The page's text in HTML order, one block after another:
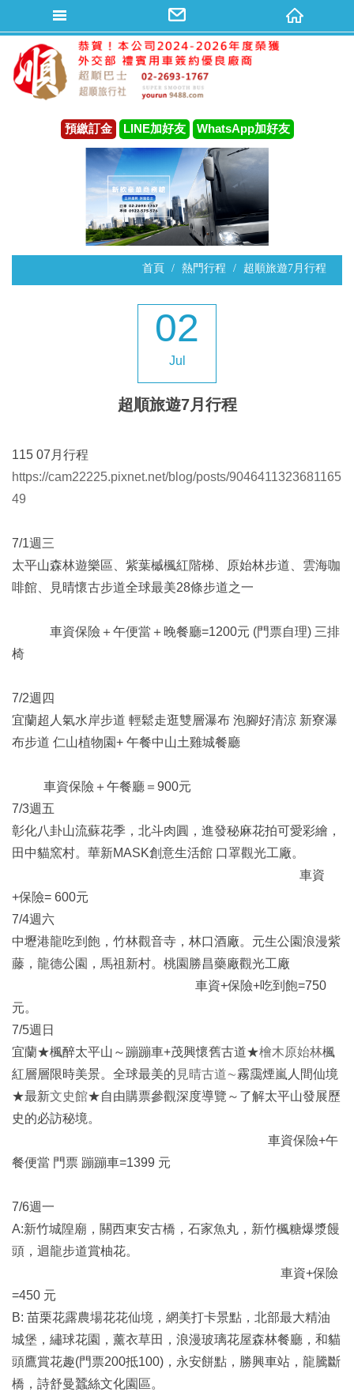
預繳訂金 LINE加好友 WhatsApp加好友
首頁 熱門行程 超順旅遊7月行程
02
Jul
超順旅遊7月行程
115 07月行程
https://cam22225.pixnet.net/blog/posts/9046411323681165
49
​7/1週三
太平山森林遊樂區、紫葉槭楓紅階梯、原始林步道、雲海咖
啡館、見晴懷古步道全球最美28條步道之一
車資保險＋午便當＋晚餐廳=1200元 (門票自理) 三排
椅
7/2週四
宜蘭超人氣水岸步道 輕鬆走逛雙層瀑布 泡腳好清涼 新寮瀑
布步道 仁山植物園+ 午餐中山土雞城餐廳
車資保險＋午餐廳＝900元
7/3週五
彰化八卦山流蘇花季，北斗肉圓，進發秘麻花拍可愛彩繪，
田中貓窯村。華新MASK創意生活館 口罩觀光工廠。
車資
+保險= 600元
7/4週六
中壢港龍吃到飽，竹林觀音寺，林口酒廠。元生公園浪漫紫
藤，龍德公園，馬祖新村。桃園勝昌藥廠觀光工廠
車資+保險+吃到飽=750
元。
7/5週日
宜蘭★楓醉太平山～蹦蹦車+茂興懷舊古道★檜木原始林楓
紅層層限時美景。全球最美的 見晴古道∼霧靄煙嵐人間仙境
★最新文史館★自由購票參觀深度導覽～了解太平山發展歷
史的必訪秘境。
車資保險+午
餐便當 門票 蹦蹦車=1399 元
7/6週一
A:新竹城隍廟，關西東安古橋，石家魚丸，新竹楓糖爆漿饅
頭，迴龍步道賞柚花。
車資+保險
=450 元
B: 苗栗花露農場花花仙境，網美打卡景點，北部最大精油
城堡，繡球花園，薰衣草田，浪漫玻璃花屋森林餐廳，和貓
頭鷹賞花趣(門票200抵100)，永安餅點，勝興車站，龍騰斷
橋，詩舒曼蠶絲文化園區。